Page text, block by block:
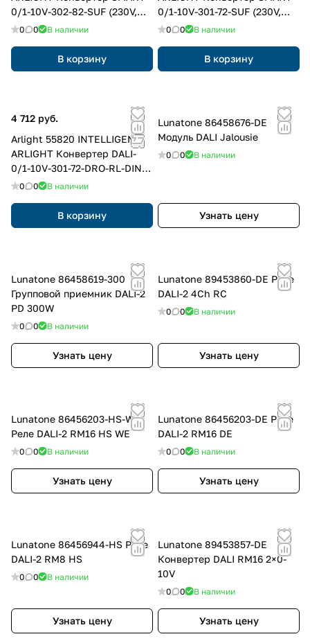
0/1-10V-302-82-SUF (230V,
5A, DALI) (IARL, IP20
0 0 В наличии
В корзину
0/1-10V-301-72-SUF (230V,
10A, DALI) (IARL, IP20
0 0 В наличии
В корзину
4 712 руб.
Arlight 55820 INTELLIGENT
ARLIGHT Конвертер DALI-
0/1-10V-301-72-DRO-RL-DIN
White (BUS, 1x20mA) (IARL,
0 0 В наличии
В корзину
Lunatone 86458676-DE
Модуль DALI Jalousie
0 0 В наличии
Узнать цену
Lunatone 86458619-300
Групповой приемник DALI-2
PD 300W
0 0 В наличии
Узнать цену
Lunatone 89453860-DE Реле
DALI-2 4Ch RC
0 0 В наличии
Узнать цену
Lunatone 86456203-HS-WE
Реле DALI-2 RM16 HS WE
0 0 В наличии
Узнать цену
Lunatone 86456203-DE Реле
DALI-2 RM16 DE
0 0 В наличии
Узнать цену
Lunatone 86456944-HS Реле
DALI-2 RM8 HS
0 0 В наличии
Узнать цену
Lunatone 89453857-DE
Конвертер DALI RM16 2×0-
10V
0 0 В наличии
Узнать цену